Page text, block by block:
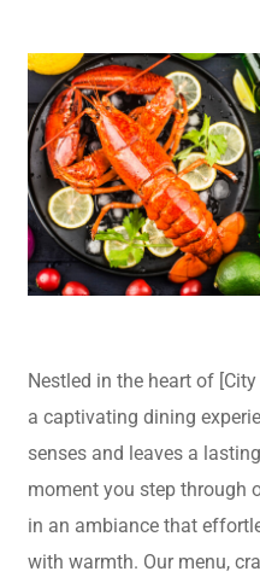
Nestled in the heart of
a captivating dining
senses and leaves a
moment you step through
in an ambiance that
with warmth. Our menu,